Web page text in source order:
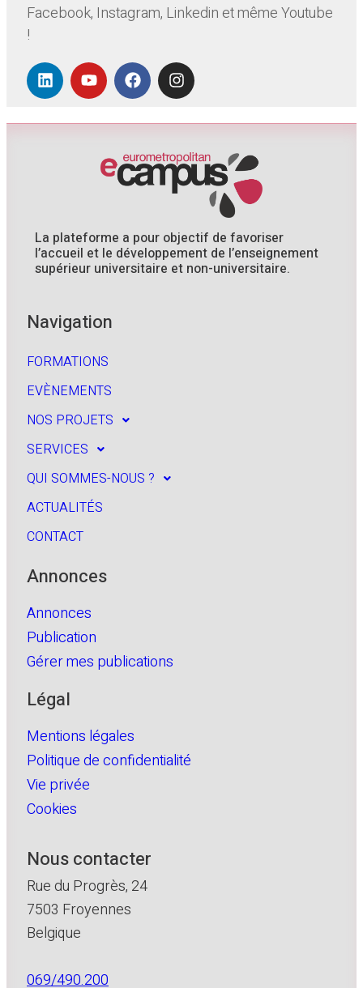
Facebook, Instagram, Linkedin et même Youtube
!
La plateforme a pour objectif de favoriser
l’accueil et le développement de l’enseignement
supérieur universitaire et non-universitaire.
Navigation
FORMATIONS
EVÈNEMENTS
NOS PROJETS
SERVICES
QUI SOMMES-NOUS ?
ACTUALITÉS
CONTACT
Annonces
Annonces
Publication
Gérer mes publications
Légal
Mentions légales
Politique de confidentialité
Vie privée
Cookies
Nous contacter
Rue du Progrès, 24
7503 Froyennes
Belgique
069/490.200